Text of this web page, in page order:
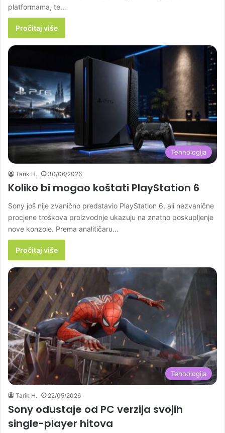
platformama, te…
Pročitaj više
Tehnologija
Tarik H. 30/06/2026
Koliko bi mogao koštati PlayStation 6
Sony još nije zvanično predstavio PlayStation 6, ali nezvanične
procjene troškova proizvodnje ukazuju na znatno poskupljenje
nove konzole. Prema analitičaru…
Pročitaj više
Tehnologija
Tarik H. 22/05/2026
Sony odustaje od PC verzija svojih
single-player hitova